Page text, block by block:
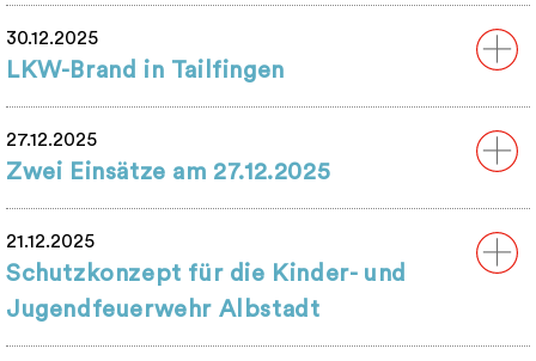
30.12.2025
LKW-Brand in Tailfingen
27.12.2025
Zwei Einsätze am 27.12.2025
21.12.2025
Schutzkonzept für die Kinder- und
Jugendfeuerwehr Albstadt